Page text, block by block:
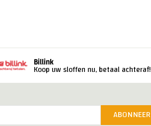
Billink
Koop uw sloffen nu, betaal achteraf!
ABONNEER